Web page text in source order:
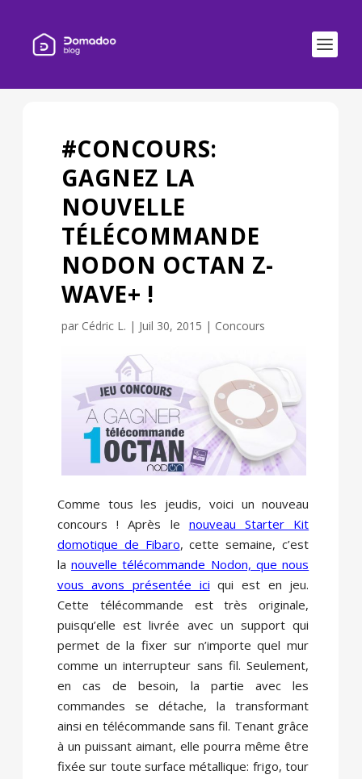
#CONCOURS:
GAGNEZ LA
NOUVELLE
TÉLÉCOMMANDE
NODON OCTAN Z-
WAVE+ !
par Cédric L. | Juil 30, 2015 | Concours
Comme tous les jeudis, voici un nouveau
concours ! Après le nouveau Starter Kit
domotique de Fibaro, cette semaine, c’est
lanouvelle télécommande Nodon, que nous
vous avons présentée ici qui est en jeu.
Cette télécommande est très originale,
puisqu’elle est livrée avec un support qui
permet de la fixer sur n’importe quel mur
comme un interrupteur sans fil. Seulement,
en cas de besoin, la partie avec les
commandes se détache, la transformant
ainsi en télécommande sans fil. Tenant grâce
à un puissant aimant, elle pourra même être
fixée sur toute surface métallique: frigo, tour